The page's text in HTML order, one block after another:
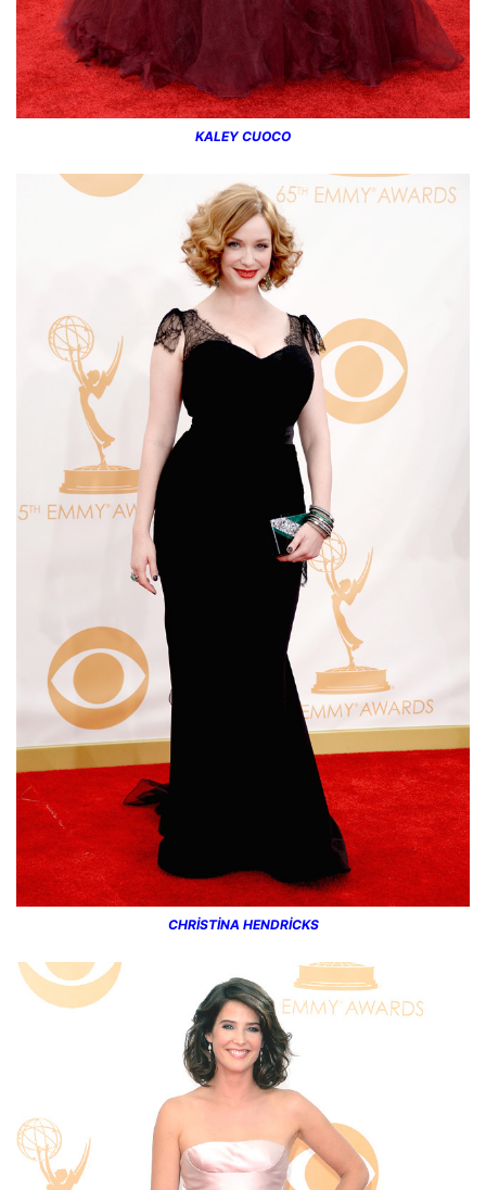
KALEY CUOCO
CHRİSTİNA HENDRİCKS